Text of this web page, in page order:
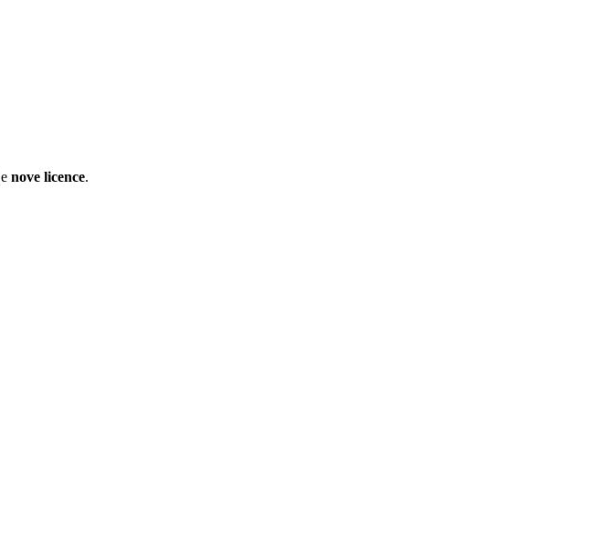
nove licence.